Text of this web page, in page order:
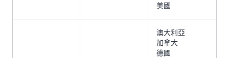
美國
澳大利亞
加拿大
德國